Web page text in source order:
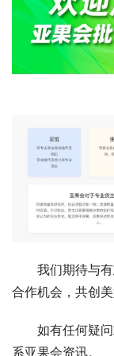
我们期待与
合作机会，共创美
如有任何疑
系亚果会资讯。